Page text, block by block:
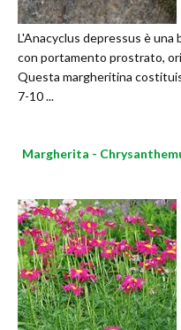
L'Anacyclus depressus è una
con portamento prostrato,
Questa margheritina
7-10 ...
Margherita -